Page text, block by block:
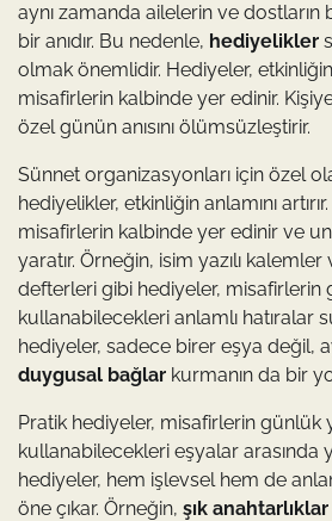
aynı zamanda ailelerin ve
bir anıdır. Bu nedenle, hediyelikler
olmak önemlidir. Hediyeler, etkinliğin
misafirlerin kalbinde yer edinir.
özel günün anısını ölümsüzleştirir.
Sünnet organizasyonları için özel
hediyelikler, etkinliğin anlamını artırır.
misafirlerin kalbinde yer edinir ve
yaratır. Örneğin, isim yazılı
defterleri gibi hediyeler, misafirlerin
kullanabilecekleri anlamlı hatıralar
hediyeler, sadece birer eşya değil,
duygusal bağlar kurmanın da bir
Pratik hediyeler, misafirlerin günlük
kullanabilecekleri eşyalar arasında
hediyeler, hem işlevsel hem de
öne çıkar. Örneğin, şık anahtarlıklar